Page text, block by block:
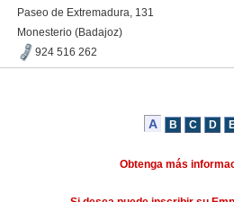
Paseo de Extremadura, 131
Monesterio (Badajoz)
924 516 262
Obtenga más